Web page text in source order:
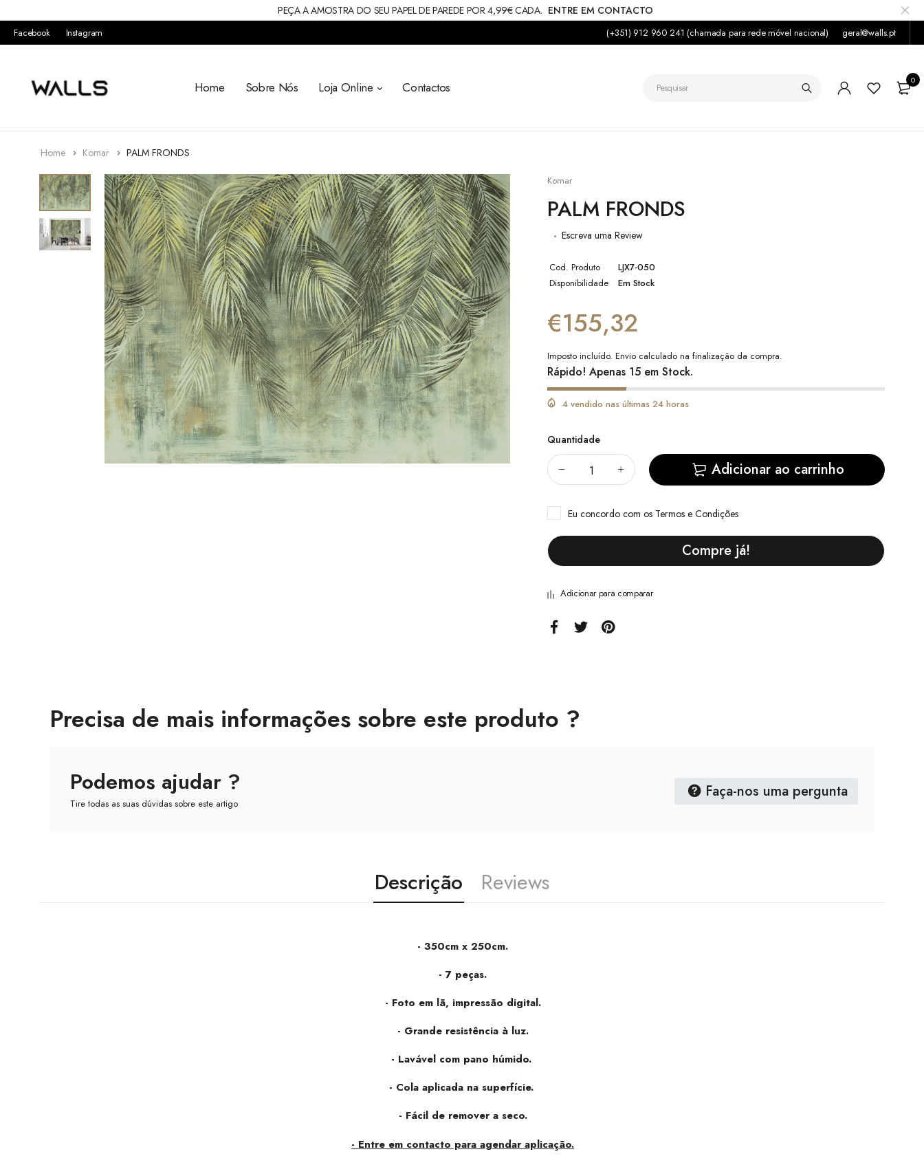
PEÇA A AMOSTRA DO SEU PAPEL DE PAREDE POR 4,99€ CADA. ENTRE EM CONTACTO
Facebook Instagram (+351) 912 960 241 (chamada para rede móvel nacional) geral@walls.pt
Home Sobre Nós Loja Online Contactos 0
Home Komar PALM FRONDS
Komar
PALM FRONDS
Escreva uma Review
Cod. Produto
LJX7-050
Disponibilidade
Em Stock
€155,32
Imposto incluído.Envio calculado na finalização da compra.
Rápido! Apenas 15 em Stock.
4 vendido nas últimas 24 horas
Quantidade
Adicionar ao carrinho
Eu concordo comos Termos e Condições
Compre já!
Adicionar para comparar
Precisa de mais informações sobre este produto ?
Podemos ajudar ?
Tire todas as suas dúvidas sobre este artigo
Faça-nos uma pergunta
Descrição Reviews
- 350cm x 250cm.
- 7 peças.
- Foto em lã, impressão digital.
- Grande resistência à luz.
- Lavável com pano húmido.
- Cola aplicada na superfície.
- Fácil de remover a seco.
- Entre em contacto para agendar aplicação.